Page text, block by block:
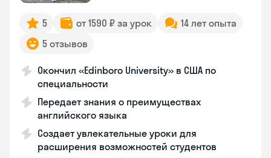
5 от 1590 ₽ за урок
14 лет опыта
5 отзывов
Окончил «Edinboro University» в США по
специальности
Передает знания о преимуществах
английского языка
Создает увлекательные уроки для
расширения возможностей студентов